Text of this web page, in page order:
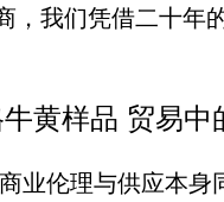
，我们凭借二十年
黄样品 贸易中
业伦理与供应本身